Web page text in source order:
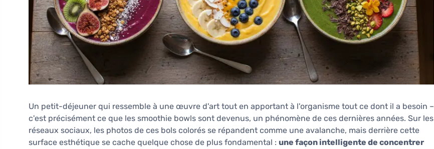
Un petit-déjeuner qui ressemble à une œuvre d'art tout en apportant à l'organisme tout ce dont il a besoin –
c'est précisément ce que les smoothie bowls sont devenus, un phénomène de ces dernières années. Sur les
réseaux sociaux, les photos de ces bols colorés se répandent comme une avalanche, mais derrière cette
surface esthétique se cache quelque chose de plus fondamental : une façon intelligente de concentrer